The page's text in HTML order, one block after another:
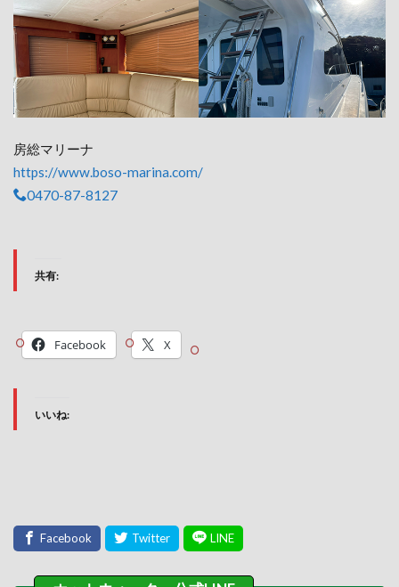
房総マリーナ
https://www.boso-marina.com/
0470-87-8127
共有:
Facebook X
いいね: